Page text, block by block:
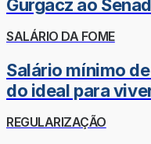
Gurgacz ao
SALÁRIO DA FOME
Salário mínimo
do ideal para
REGULARIZAÇÃO